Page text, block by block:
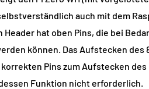
auch mit dem
Header hat oben Pins, die bei
können. Das Aufstecken des
Pins zum Aufstecken des
Funktion nicht erforderlich.